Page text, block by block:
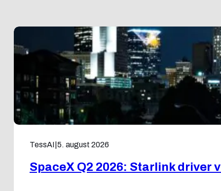
TessAI 5. august 2026
SpaceX Q2 2026: Starlink driver